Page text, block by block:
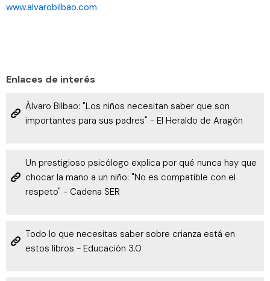
www.alvarobilbao.com
Enlaces de interés
Álvaro Bilbao: "Los niños necesitan saber que son
importantes para sus padres" - El Heraldo de Aragón
Un prestigioso psicólogo explica por qué nunca hay que
chocar la mano a un niño: "No es compatible con el
respeto" - Cadena SER
Todo lo que necesitas saber sobre crianza está en
estos libros - Educación 3.0